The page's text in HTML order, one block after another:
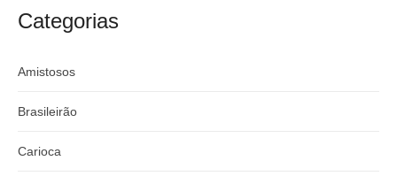
argentino
Categorias
Amistosos
Brasileirão
Carioca